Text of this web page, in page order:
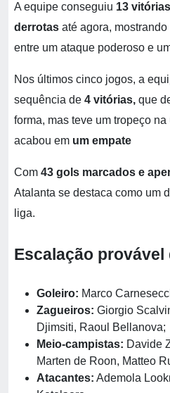
A equipe conseguiu 13
derrotas até agora,
entre um ataque poderoso e
Nos últimos cinco jogos, a
sequência de 4 vitórias, que
forma, mas teve um tropeço
acabou em um empate
Com 43 gols marcados e
Atalanta se destaca como um
liga.
Escalação provável
Goleiro: Marco
Zagueiros: Giorgio
Djimsiti, Raoul Bellanova;
Meio-campistas: Davide
Marten de Roon, Matteo
Atacantes: Ademola